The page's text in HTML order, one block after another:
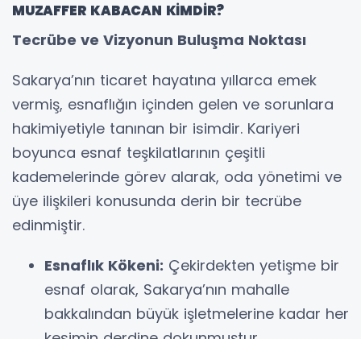
MUZAFFER KABACAN KİMDİR?
Tecrübe ve Vizyonun Buluşma Noktası
Sakarya’nın ticaret hayatına yıllarca emek
vermiş, esnaflığın içinden gelen ve sorunlara
hakimiyetiyle tanınan bir isimdir. Kariyeri
boyunca esnaf teşkilatlarının çeşitli
kademelerinde görev alarak, oda yönetimi ve
üye ilişkileri konusunda derin bir tecrübe
edinmiştir.
Esnaflık Kökeni: Çekirdekten yetişme bir
esnaf olarak, Sakarya’nın mahalle
bakkalından büyük işletmelerine kadar her